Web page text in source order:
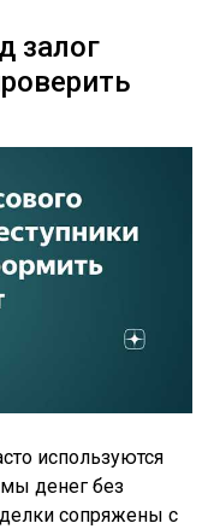
залог
используются
денег без
сопряжены с